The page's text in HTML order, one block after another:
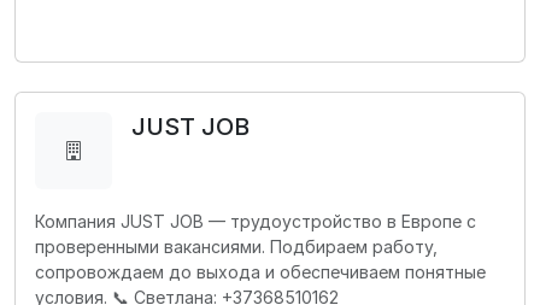
JUST JOB
Компания JUST JOB — трудоустройство в Европе с
проверенными вакансиями. Подбираем работу,
сопровождаем до выхода и обеспечиваем понятные
условия. 📞 Светлана: +37368510162